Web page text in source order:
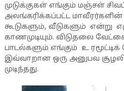
முடுக்குகள் எங்கும் மஞ்சள்
அலங்கரிக்கப்பட்ட
கூடுகளும், வீடுகளும் என்று
காணமுடியும். விடுதலை
பாடல்களும் எங்கும் உ
இவ்வாறான ஒரு அனுபவ
முடிந்தது.